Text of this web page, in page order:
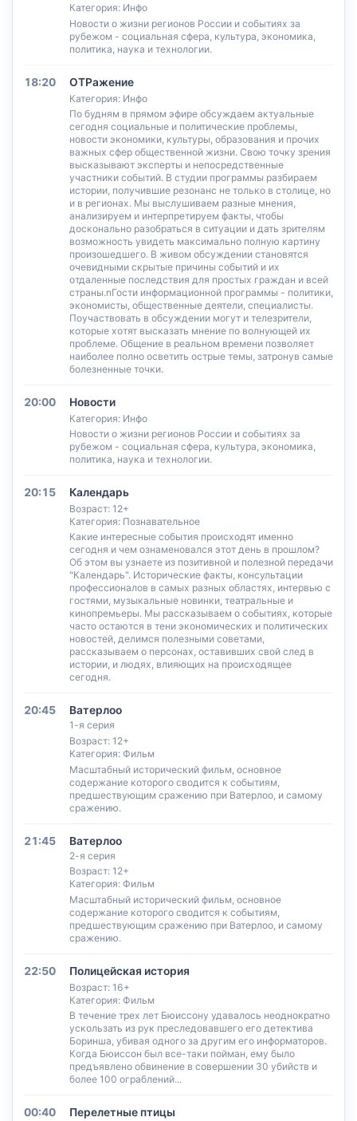
Категория: Инфо
Новости о жизни регионов России и событиях за
рубежом - социальная сфера, культура, экономика,
политика, наука и технологии.
18:20 ОТРажение
Категория: Инфо
По будням в прямом эфире обсуждаем актуальные
сегодня социальные и политические проблемы,
новости экономики, культуры, образования и прочих
важных сфер общественной жизни. Свою точку зрения
высказывают эксперты и непосредственные
участники событий. В студии программы разбираем
истории, получившие резонанс не только в столице, но
и в регионах. Мы выслушиваем разные мнения,
анализируем и интерпретируем факты, чтобы
досконально разобраться в ситуации и дать зрителям
возможность увидеть максимально полную картину
произошедшего. В живом обсуждении становятся
очевидными скрытые причины событий и их
отдаленные последствия для простых граждан и всей
страны.nГости информационной программы - политики,
экономисты, общественные деятели, специалисты.
Поучаствовать в обсуждении могут и телезрители,
которые хотят высказать мнение по волнующей их
проблеме. Общение в реальном времени позволяет
наиболее полно осветить острые темы, затронув самые
болезненные точки.
20:00 Новости
Категория: Инфо
Новости о жизни регионов России и событиях за
рубежом - социальная сфера, культура, экономика,
политика, наука и технологии.
20:15 Календарь
Возраст: 12+
Категория: Познавательное
Какие интересные события происходят именно
сегодня и чем ознаменовался этот день в прошлом?
Об этом вы узнаете из позитивной и полезной передачи
"Календарь". Исторические факты, консультации
профессионалов в самых разных областях, интервью с
гостями, музыкальные новинки, театральные и
кинопремьеры. Мы рассказываем о событиях, которые
часто остаются в тени экономических и политических
новостей, делимся полезными советами,
рассказываем о персонах, оставивших свой след в
истории, и людях, влияющих на происходящее
сегодня.
20:45 Ватерлоо
1-я серия
Возраст: 12+
Категория: Фильм
Масштабный исторический фильм, основное
содержание которого сводится к событиям,
предшествующим сражению при Ватерлоо, и самому
сражению.
21:45 Ватерлоо
2-я серия
Возраст: 12+
Категория: Фильм
Масштабный исторический фильм, основное
содержание которого сводится к событиям,
предшествующим сражению при Ватерлоо, и самому
сражению.
22:50 Полицейская история
Возраст: 16+
Категория: Фильм
В течение трех лет Бюиссону удавалось неоднократно
ускользать из рук преследовавшего его детектива
Боринша, убивая одного за другим его информаторов.
Когда Бюиссон был все-таки пойман, ему было
предъявлено обвинение в совершении 30 убийств и
более 100 ограблений...
00:40 Перелетные птицы